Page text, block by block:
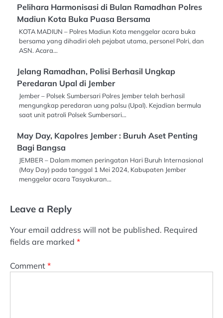
Pelihara Harmonisasi di Bulan Ramadhan Polres
Madiun Kota Buka Puasa Bersama
KOTA MADIUN – Polres Madiun Kota menggelar acara buka
bersama yang dihadiri oleh pejabat utama, personel Polri, dan
ASN. Acara…
Jelang Ramadhan, Polisi Berhasil Ungkap
Peredaran Upal di Jember
Jember – Polsek Sumbersari Polres Jember telah berhasil
mengungkap peredaran uang palsu (Upal). Kejadian bermula
saat unit patroli Polsek Sumbersari…
May Day, Kapolres Jember : Buruh Aset Penting
Bagi Bangsa
JEMBER – Dalam momen peringatan Hari Buruh Internasional
(May Day) pada tanggal 1 Mei 2024, Kabupaten Jember
menggelar acara Tasyakuran…
Leave a Reply
Your email address will not be published. Required
fields are marked *
Comment *